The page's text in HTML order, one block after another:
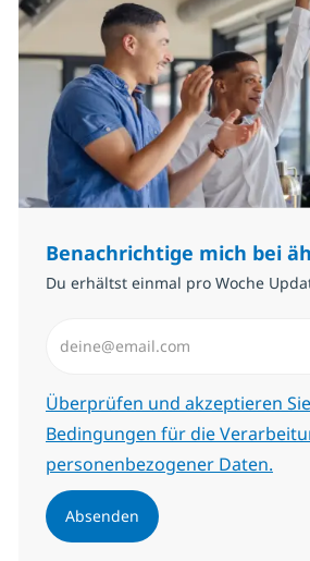
Benachrichtige mich bei
Du erhältst einmal pro Woche
Erforderlich
Überprüfen und akzeptieren
Bedingungen für die
personenbezogener Daten.
Absenden